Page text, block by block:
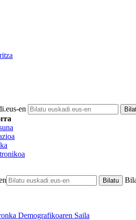
en
Demografikoaren Saila